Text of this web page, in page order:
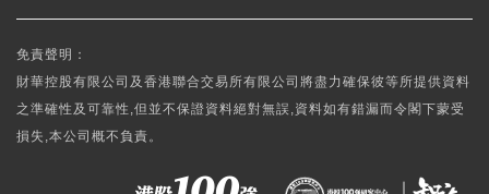
免責聲明：
財華控股有限公司及香港聯合交易所有限公司將盡力確保彼等所提供資料
之準確性及可靠性,但並不保證資料絕對無誤,資料如有錯漏而令閣下蒙受
損失,本公司概不負責。